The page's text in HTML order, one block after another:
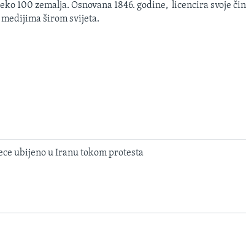
100 zemalja. Osnovana 1846. godine, licencira svoje
širom svijeta.
ubijeno u Iranu tokom protesta